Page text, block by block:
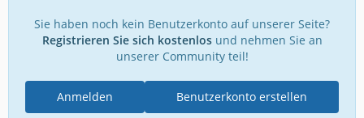
Sie haben noch kein Benutzerkonto auf unserer Seite?
Registrieren Sie sich kostenlosund nehmen Sie an
unserer Community teil!
Benutzerkonto erstellen
Anmelden